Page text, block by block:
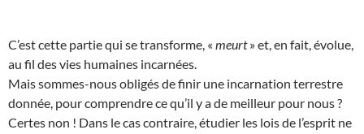
C’est cette partie qui se transforme, « meurt» et, en fait, évolue,
au fil des vies humaines incarnées.
Mais sommes-nous obligés de finir une incarnation terrestre
donnée, pour comprendre ce qu’il y a de meilleur pour nous ?
Certes non ! Dans le cas contraire, étudier les lois de l’esprit ne